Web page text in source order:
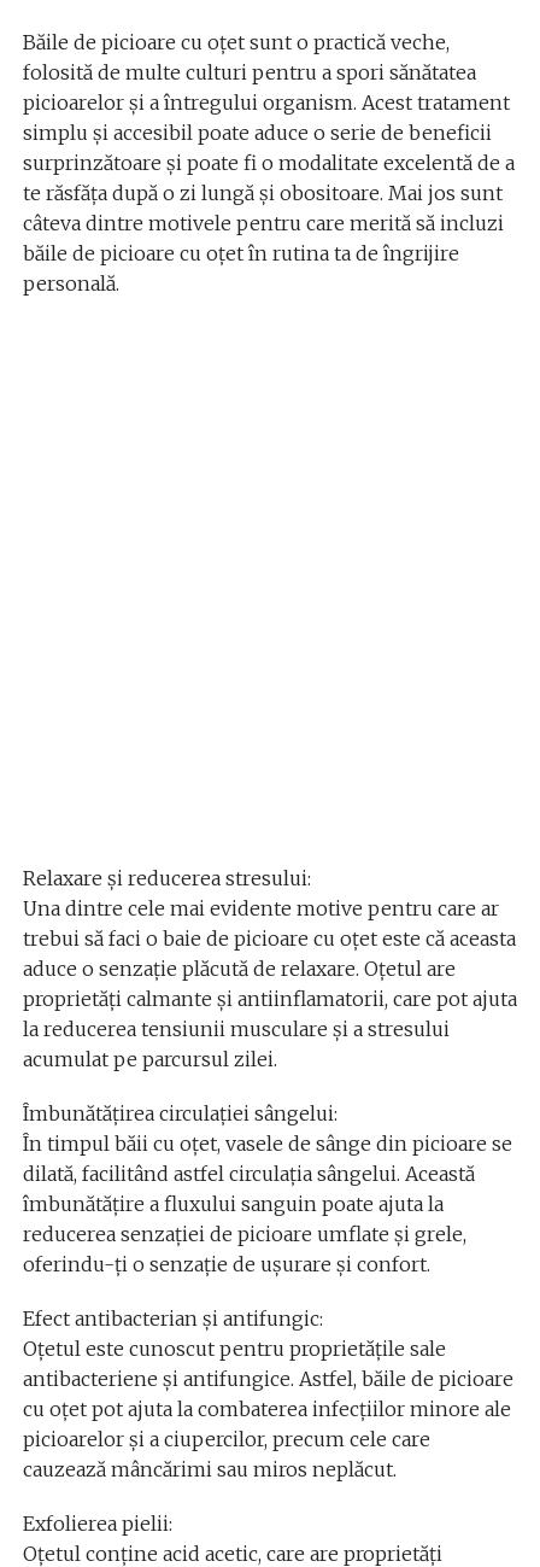
Băile de picioare cu oțet sunt o practică veche,
folosită de multe culturi pentru a spori sănătatea
picioarelor și a întregului organism. Acest tratament
simplu și accesibil poate aduce o serie de beneficii
surprinzătoare și poate fi o modalitate excelentă de a
te răsfăța după o zi lungă și obositoare. Mai jos sunt
câteva dintre motivele pentru care merită să incluzi
băile de picioare cu oțet în rutina ta de îngrijire
personală.
Relaxare și reducerea stresului:
Una dintre cele mai evidente motive pentru care ar
trebui să faci o baie de picioare cu oțet este că aceasta
aduce o senzație plăcută de relaxare. Oțetul are
proprietăți calmante și antiinflamatorii, care pot ajuta
la reducerea tensiunii musculare și a stresului
acumulat pe parcursul zilei.
Îmbunătățirea circulației sângelui:
În timpul băii cu oțet, vasele de sânge din picioare se
dilată, facilitând astfel circulația sângelui. Această
îmbunătățire a fluxului sanguin poate ajuta la
reducerea senzației de picioare umflate și grele,
oferindu-ți o senzație de ușurare și confort.
Efect antibacterian și antifungic:
Oțetul este cunoscut pentru proprietățile sale
antibacteriene și antifungice. Astfel, băile de picioare
cu oțet pot ajuta la combaterea infecțiilor minore ale
picioarelor și a ciupercilor, precum cele care
cauzează mâncărimi sau miros neplăcut.
Exfolierea pielii:
Oțetul conține acid acetic, care are proprietăți